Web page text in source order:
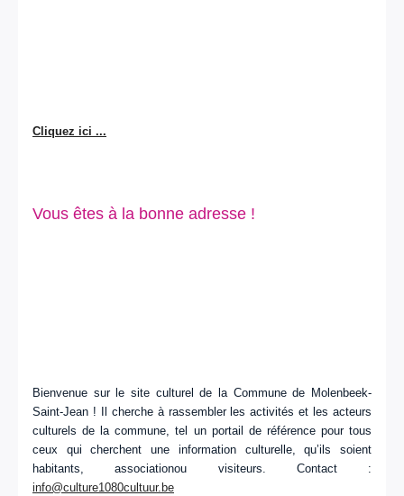
Cliquez ici ...
Vous êtes à la bonne adresse !
Bienvenue sur le site culturel de la Commune de Molenbeek-
Saint-Jean ! Il cherche à rassembler les activités et les acteurs
culturels de la commune, tel un portail de référence pour tous
ceux qui cherchent une information culturelle, qu’ils soient
habitants, associationou visiteurs. Contact :
info@culture1080cultuur.be